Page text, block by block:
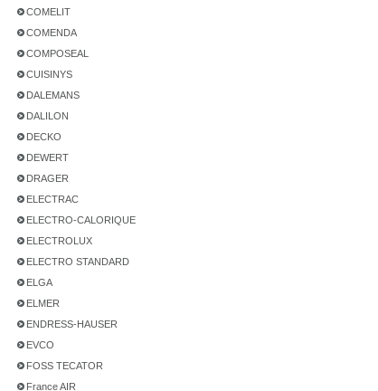
COMELIT
COMENDA
COMPOSEAL
CUISINYS
DALEMANS
DALILON
DECKO
DEWERT
DRAGER
ELECTRAC
ELECTRO-CALORIQUE
ELECTROLUX
ELECTRO STANDARD
ELGA
ELMER
ENDRESS-HAUSER
EVCO
FOSS TECATOR
France AIR